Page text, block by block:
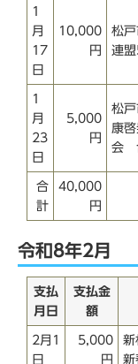
1
月
17
日
10,000
円
松
連
1
月
23
日
5,000
円
松
康
会
合
計
40,000
円
令和8年2月
支払
月日
支払金
額
2月1
日
5,000
円
新
新